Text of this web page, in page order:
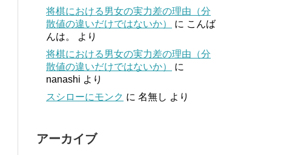
将棋における男女の実力差の理由（分
散値の違いだけではないか）
に こんば
んは。
より
将棋における男女の実力差の理由（分
散値の違いだけではないか）
に
nanashi より
スシローにモンク に 名無し より
アーカイブ